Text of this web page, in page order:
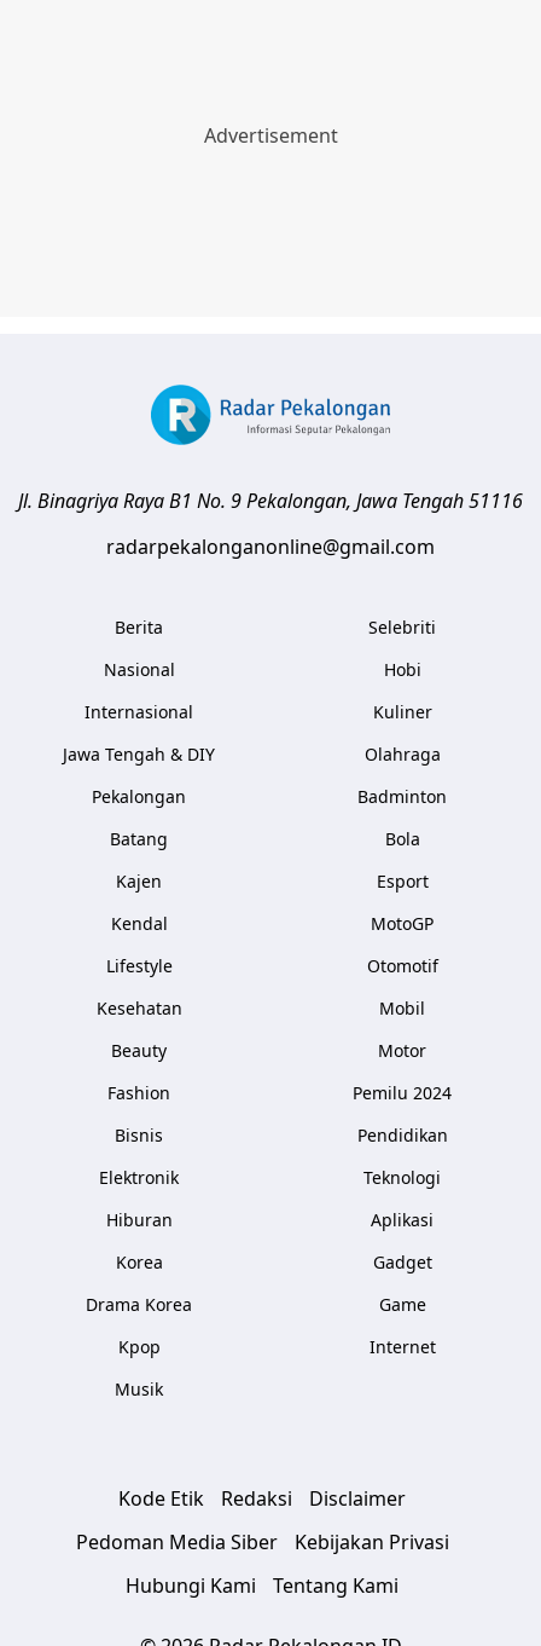
Jl. Binagriya Raya B1 No. 9Pekalongan, Jawa Tengah51116
radarpekalonganonline@gmail.com
Berita
Nasional
Internasional
Jawa Tengah & DIY
Pekalongan
Batang
Kajen
Kendal
Lifestyle
Kesehatan
Beauty
Fashion
Bisnis
Elektronik
Hiburan
Korea
Drama Korea
Kpop
Musik
Selebriti
Hobi
Kuliner
Olahraga
Badminton
Bola
Esport
MotoGP
Otomotif
Mobil
Motor
Pemilu 2024
Pendidikan
Teknologi
Aplikasi
Gadget
Game
Internet
Kode Etik Redaksi
Disclaimer
Pedoman Media Siber
Kebijakan Privasi
Hubungi Kami
Tentang Kami